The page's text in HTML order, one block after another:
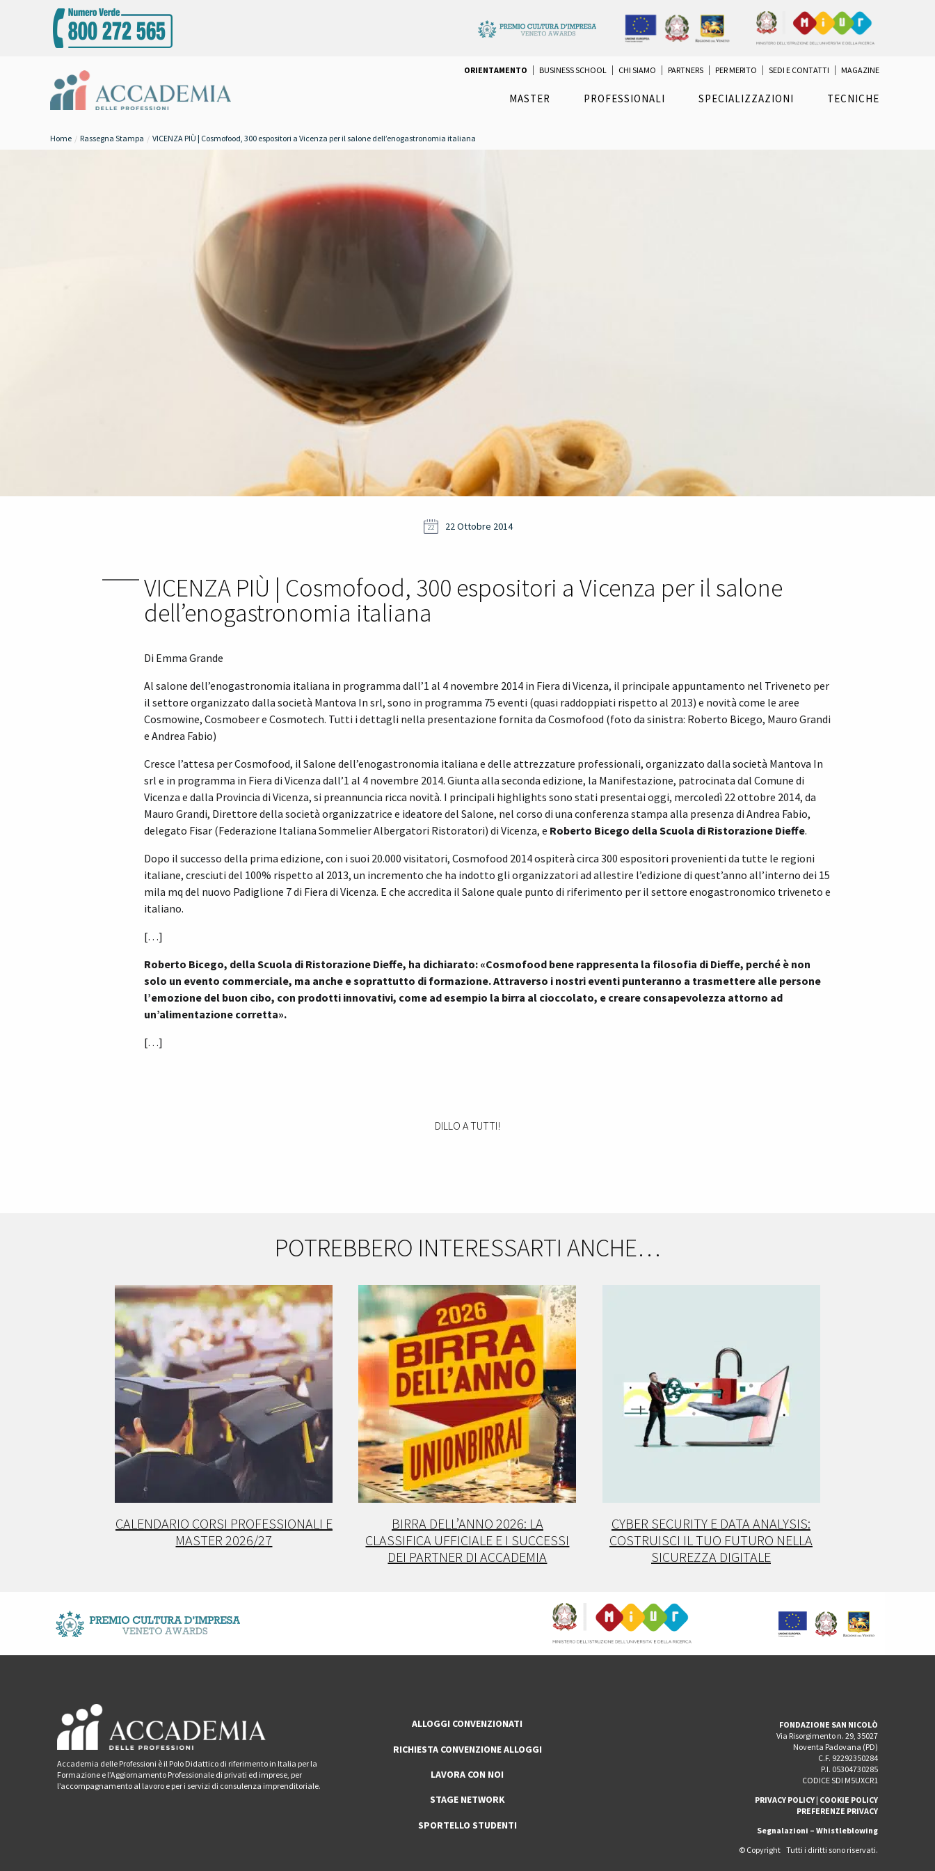
ORIENTAMENTO BUSINESS SCHOOL CHI SIAMO PARTNERS PER MERITO SEDI E CONTATTI MAGAZINE
MASTER PROFESSIONALI SPECIALIZZAZIONI TECNICHE
Home Rassegna Stampa VICENZA PIÙ | Cosmofood, 300 espositori a Vicenza per il salone dell’enogastronomia italiana
22 22 Ottobre 2014
VICENZA PIÙ | Cosmofood, 300 espositori a Vicenza per il salone
dell’enogastronomia italiana
Di Emma Grande
Al salone dell’enogastronomia italiana in programma dall’1 al 4 novembre 2014 in Fiera di Vicenza, il principale appuntamento nel Triveneto per
il settore organizzato dalla società Mantova In srl, sono in programma 75 eventi (quasi raddoppiati rispetto al 2013) e novità come le aree
Cosmowine, Cosmobeer e Cosmotech. Tutti i dettagli nella presentazione fornita da Cosmofood (foto da sinistra: Roberto Bicego, Mauro Grandi
e Andrea Fabio)
Cresce l’attesa per Cosmofood, il Salone dell’enogastronomia italiana e delle attrezzature professionali, organizzato dalla società Mantova In
srl e in programma in Fiera di Vicenza dall’1 al 4 novembre 2014. Giunta alla seconda edizione, la Manifestazione, patrocinata dal Comune di
Vicenza e dalla Provincia di Vicenza, si preannuncia ricca novità. I principali highlights sono stati presentai oggi, mercoledì 22 ottobre 2014, da
Mauro Grandi, Direttore della società organizzatrice e ideatore del Salone, nel corso di una conferenza stampa alla presenza di Andrea Fabio,
delegato Fisar (Federazione Italiana Sommelier Albergatori Ristoratori) di Vicenza, e Roberto Bicego della Scuola di Ristorazione Dieffe.
Dopo il successo della prima edizione, con i suoi 20.000 visitatori, Cosmofood 2014 ospiterà circa 300 espositori provenienti da tutte le regioni
italiane, cresciuti del 100% rispetto al 2013, un incremento che ha indotto gli organizzatori ad allestire l’edizione di quest’anno all’interno dei 15
mila mq del nuovo Padiglione 7 di Fiera di Vicenza. E che accredita il Salone quale punto di riferimento per il settore enogastronomico triveneto e
italiano.
[…]
Roberto Bicego, della Scuola di Ristorazione Dieffe, ha dichiarato: «Cosmofood bene rappresenta la filosofia di Dieffe, perché è non
solo un evento commerciale, ma anche e soprattutto di formazione. Attraverso i nostri eventi punteranno a trasmettere alle persone
l’emozione del buon cibo, con prodotti innovativi, come ad esempio la birra al cioccolato, e creare consapevolezza attorno ad
un’alimentazione corretta».
[…]
DILLO A TUTTI!
POTREBBERO INTERESSARTI ANCHE…
CALENDARIO CORSI PROFESSIONALI E
MASTER 2026/27
BIRRA DELL’ANNO 2026: LA
CLASSIFICA UFFICIALE E I SUCCESSI
DEI PARTNER DI ACCADEMIA
CYBER SECURITY E DATA ANALYSIS:
COSTRUISCI IL TUO FUTURO NELLA
SICUREZZA DIGITALE
Accademia delle Professioni è il Polo Didattico di riferimento in Italia per la
Formazione e l’Aggiornamento Professionale di privati ed imprese, per
l’accompagnamento al lavoro e per i servizi di consulenza imprenditoriale.
ALLOGGI CONVENZIONATI
RICHIESTA CONVENZIONE ALLOGGI
LAVORA CON NOI
STAGE NETWORK
SPORTELLO STUDENTI
FONDAZIONE SAN NICOLÒ
Via Risorgimento n. 29, 35027
Noventa Padovana (PD)
C.F. 92292350284
P.I. 05304730285
CODICE SDI M5UXCR1
PRIVACY POLICY| COOKIE POLICY
PREFERENZE PRIVACY
Segnalazioni – Whistleblowing
© Copyright Tutti i diritti sono riservati.